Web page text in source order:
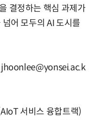
결정하는 핵심 과제가
어 모두의 AI 도시를
jhoonlee@yonsei.ac.k
서비스 융합트랙)